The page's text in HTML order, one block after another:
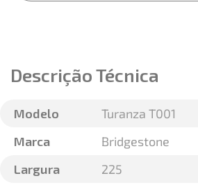
Descrição Técnica
Modelo
Turanza T001
Marca
Bridgestone
Largura
225